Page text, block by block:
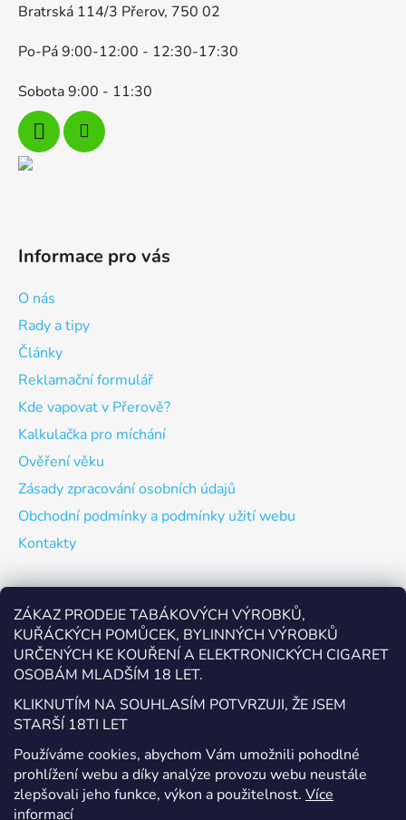
ZÁKAZ PRODEJE TABÁKOVÝCH VÝROBKŮ,
KUŘÁCKÝCH POMŮCEK, BYLINNÝCH VÝROBKŮ
URČENÝCH KE KOUŘENÍ A ELEKTRONICKÝCH CIGARET
OSOBÁM MLADŠÍM 18 LET.
KLIKNUTÍM NA SOUHLASÍM POTVRZUJI, ŽE JSEM
STARŠÍ 18TI LET
Používáme cookies, abychom Vám umožnili pohodlné
prohlížení webu a díky analýze provozu webu neustále
zlepšovali jeho funkce, výkon a použitelnost. Více
informací
Bratrská 114/3 Přerov, 750 02
Po-Pá 9:00-12:00 - 12:30-17:30
Sobota 9:00 - 11:30
Informace pro vás
O nás
Rady a tipy
Články
Reklamační formulář
Kde vapovat v Přerově?
Kalkulačka pro míchání
Ověření věku
Zásady zpracování osobních údajů
Obchodní podmínky a podmínky užití webu
Kontakty
Odebírat newsletter
Vložte svůj e-mail a my vám budeme zasílat informace o
nových produktech na našem e-shopu.
E-mail
Vložením e-mailu souhlasíte s
podmínkami ochrany
osobních údajů
PŘIHLÁSIT SE